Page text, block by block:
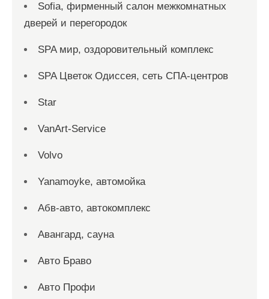
Sofia, фирменный салон межкомнатных
дверей и перегородок
SPA мир, оздоровительный комплекс
SPA Цветок Одиссея, сеть СПА-центров
Star
VanArt-Service
Volvo
Yanamoyke, автомойка
Абв-авто, автокомплекс
Авангард, сауна
Авто Браво
Авто Профи